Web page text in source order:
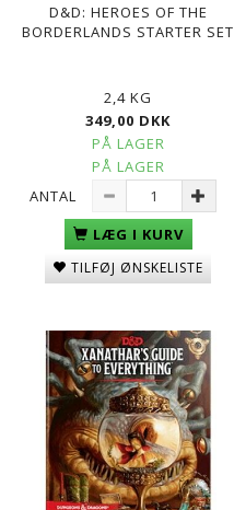
D&D: HEROES OF THE
BORDERLANDS STARTER SET
2,4 KG
349,00 DKK
PÅ LAGER
PÅ LAGER
ANTAL
LÆG I KURV
TILFØJ ØNSKELISTE